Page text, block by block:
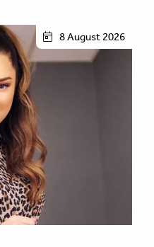
8 August 2026